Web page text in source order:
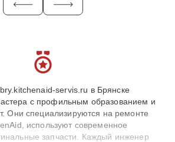
servis.ru в Брянске
с профильным образованием и
Они специализируются на ремонте
используют современное
запчасти. Каждый инженер